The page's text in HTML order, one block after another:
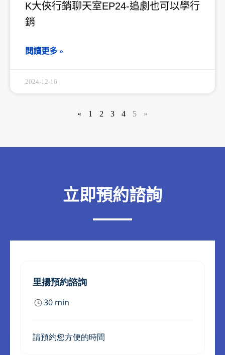
K大俠行銷聊天室EP24-追劇也可以學行
銷
閱讀更多 »
2024-12-16
« 1 2 3 4 5 »
立即預約諮詢